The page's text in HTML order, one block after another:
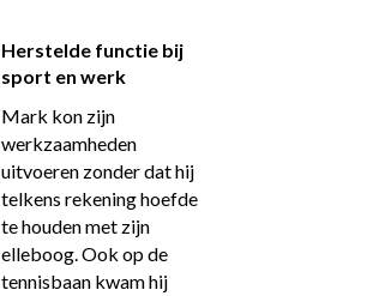
Herstelde functie bij
sport en werk
Mark kon zijn
werkzaamheden
uitvoeren zonder dat hij
telkens rekening hoefde
te houden met zijn
elleboog. Ook op de
tennisbaan kwam hij